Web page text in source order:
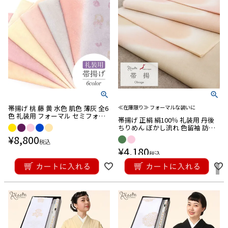
帯揚げ 桃 藤 黄 水色 肌色 薄灰 全6
色 礼装用 フォーマル セミフォー
マル 丹後ちりめん 正絹 メール便
対応可
¥8,800税込
≪在庫限り≫ フォーマルな装いに
帯揚げ 正絹 絹100％ 礼装用 丹後
ちりめん ぼかし流れ 色留袖 訪問
着 付け下げ 色無地 上品 礼装 淡い
ピンク くすみピンク 淡鶯色 橙 メ
ール便対応可
¥4,180税込
在庫切れ